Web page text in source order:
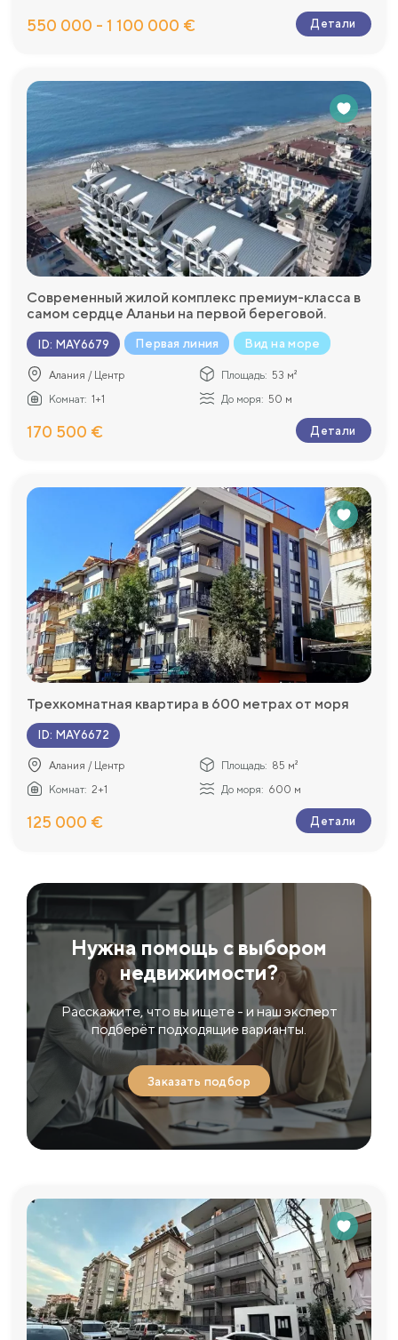
550 000 - 1 100 000 € Детали
Современный жилой комплекс премиум-класса в
самом сердце Аланьи на первой береговой.
ID: MAY6679 Первая линия Вид на море
Алания / Центр Площадь: 53 м²
Комнат: 1+1 До моря: 50 м
170 500 € Детали
Трехкомнатная квартира в 600 метрах от моря
ID: MAY6672
Алания / Центр Площадь: 85 м²
Комнат: 2+1 До моря: 600 м
125 000 € Детали
Нужна помощь с выбором
недвижимости?
Расскажите, что вы ищете - и наш эксперт
подберёт подходящие варианты.
Заказать подбор